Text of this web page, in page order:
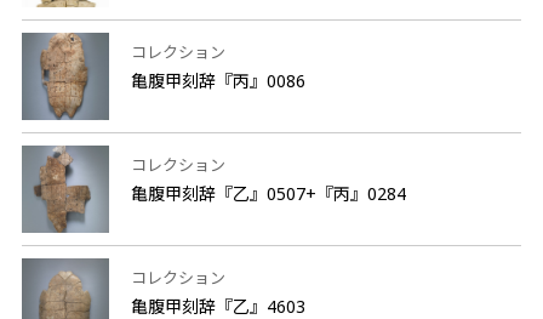
コレクション
亀腹甲刻辞『丙』0086
コレクション
亀腹甲刻辞『乙』0507+『丙』0284
コレクション
亀腹甲刻辞『乙』4603